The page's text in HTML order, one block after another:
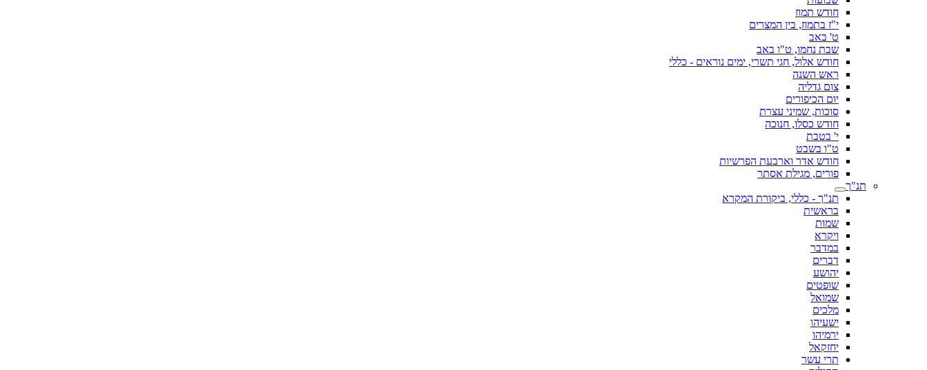
חודש תמוז
י"ז בתמוז, בין המצרים
ט' באב
שבת נחמו, ט"ו באב
חודש אלול, חגי תשרי, ימים נוראים - כללי
ראש השנה
צום גדליה
יום הכיפורים
סוכות, שמיני עצרת
חודש כסלו, חנוכה
י' בטבת
ט"ו בשבט
חודש אדר וארבעת הפרשיות
פורים, מגילת אסתר
תנ"ך
תנ"ך - כללי, ביקורת המקרא
בראשית
שמות
ויקרא
במדבר
דברים
יהושע
שופטים
שמואל
מלכים
ישעיהו
ירמיהו
יחזקאל
תרי עשר